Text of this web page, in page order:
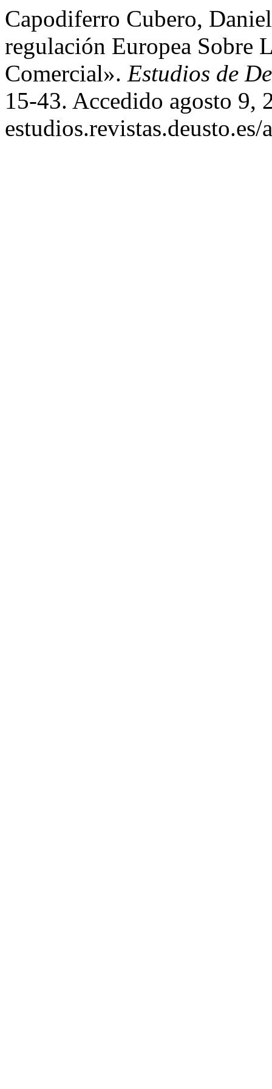
Capodiferro Cubero,
regulación Europea Sobre
Comercial». Estudios de
15-43. Accedido agosto 9,